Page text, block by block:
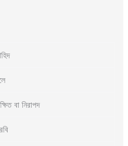
বা নিরাপদ